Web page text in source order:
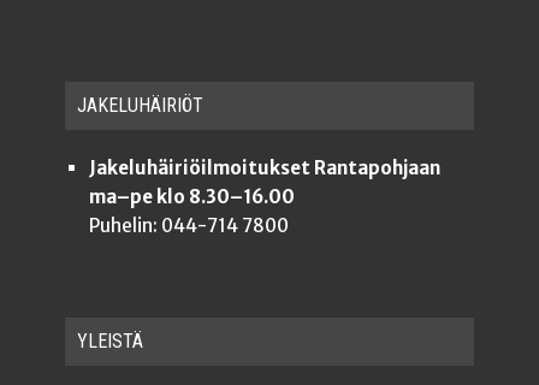
JAKE­LU­HÄI­RIÖT
Jakeluhäiriöilmoitukset Rantapohjaan
ma–pe klo 8.30–16.00
Puhelin: 044-714 7800
YLEISTÄ